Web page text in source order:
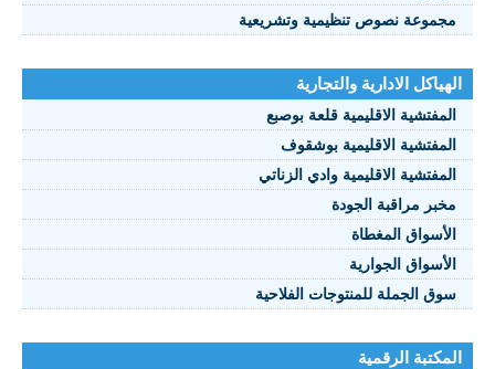
مجموعة نصوص تنظيمية وتشريعية
الهياكل الادارية والتجارية
المفتشية الاقليمية قلعة بوصبع
المفتشية الاقليمية بوشقوف
المفتشية الاقليمية وادي الزناتي
مخبر مراقبة الجودة
الأسواق المغطاة
الأسواق الجوارية
سوق الجملة للمنتوجات الفلاحية
المكتبة الرقمية